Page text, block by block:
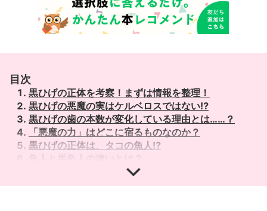
目次
黒ひげの正体を考察！まずは情報を整理！
黒ひげの悪魔の実はケルベロスではない⁉︎
黒ひげの歯の本数が変化している理由とは……？
「悪魔の力」はどこに宿るものなのか？
黒ひげの正体は、タコの魚人⁉︎
魚人と半魚人の違いとは？
黒ひげの正体は、タコの半魚人⁉︎
「ワンピース」の他の考察も見てみたい方は、